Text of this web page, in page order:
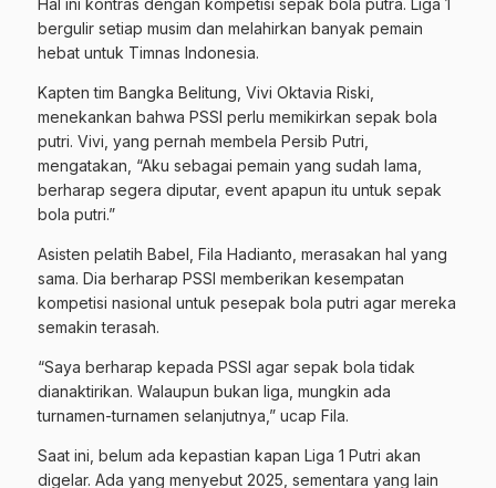
Hal ini kontras dengan kompetisi sepak bola putra. Liga 1
bergulir setiap musim dan melahirkan banyak pemain
hebat untuk Timnas Indonesia.
Kapten tim Bangka Belitung, Vivi Oktavia Riski,
menekankan bahwa PSSI perlu memikirkan sepak bola
putri. Vivi, yang pernah membela Persib Putri,
mengatakan, “Aku sebagai pemain yang sudah lama,
berharap segera diputar, event apapun itu untuk sepak
bola putri.”
Asisten pelatih Babel, Fila Hadianto, merasakan hal yang
sama. Dia berharap PSSI memberikan kesempatan
kompetisi nasional untuk pesepak bola putri agar mereka
semakin terasah.
“Saya berharap kepada PSSI agar sepak bola tidak
dianaktirikan. Walaupun bukan liga, mungkin ada
turnamen-turnamen selanjutnya,” ucap Fila.
Saat ini, belum ada kepastian kapan Liga 1 Putri akan
digelar. Ada yang menyebut 2025, sementara yang lain